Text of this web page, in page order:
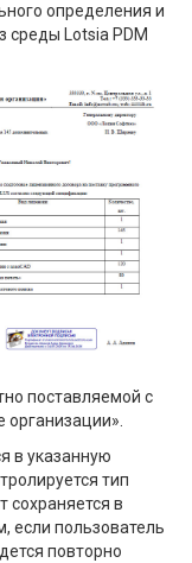
определения и
среды Lotsia PDM
поставляемой с
организации».
в указанную
тип
сохраняется в
если пользователь
повторно